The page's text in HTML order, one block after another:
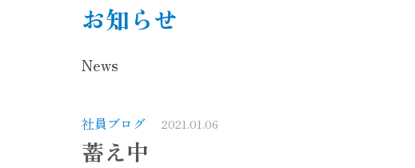
お知らせ
News
社員ブログ 2021.01.06
蓄え中